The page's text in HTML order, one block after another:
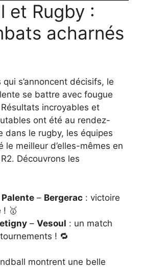
et Rugby :
acharnés
s’annoncent décisifs, le
se battre avec fougue
incroyables et
ont été au rendez-
dans le rugby, les équipes
le meilleur d’elles-mêmes en
Découvrons les
Palente – Bergerac : victoire
! 🥇
– Vesoul : un match
! 🔁
montrent une belle